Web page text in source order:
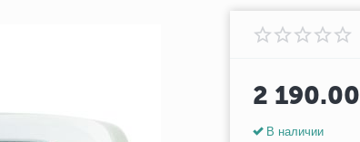
2 190.00
В наличии